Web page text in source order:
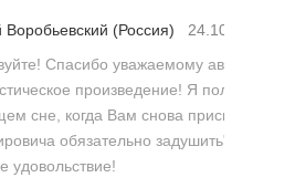
с российских телеэкранов
день с этих экранов нам
режим Зеленского"
прохожих и гонит их в армию -- на
в украинскую армию практически
Воробьевский (Россия) 24.10.2024
Спасибо уважаемому автору за
произведение! Я
сне, когда Вам снова приснится
обязательно задушить".
удовольствие!